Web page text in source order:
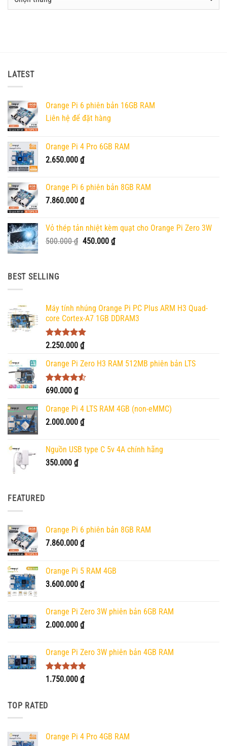
LATEST
Orange Pi 6 phiên bản 16GB RAM
Liên hệ để đặt hàng
Orange Pi 4 Pro 6GB RAM
2.650.000 ₫
Orange Pi 6 phiên bản 8GB RAM
7.860.000 ₫
Vỏ thép tản nhiệt kèm quạt cho Orange Pi Zero 3W
500.000₫ Giá
450.000 ₫Giá
BEST SELLING
Máy tính nhúng Orange Pi PC Plus ARM H3 Quad-
core Cortex-A7 1GB DDRAM3
Được xếp
5 sao
2.250.000 ₫
Orange Pi Zero H3 RAM 512MB phiên bản LTS
Được xếp
4.50
5 sao
690.000 ₫
Orange Pi 4 LTS RAM 4GB (non-eMMC)
2.000.000 ₫
Nguồn USB type C 5v 4A chính hãng
350.000 ₫
FEATURED
Orange Pi 6 phiên bản 8GB RAM
7.860.000 ₫
Orange Pi 5 RAM 4GB
3.600.000 ₫
Orange Pi Zero 3W phiên bản 6GB RAM
2.000.000 ₫
Orange Pi Zero 3W phiên bản 4GB RAM
Được xếp
1.750.000 ₫
TOP RATED
Orange Pi 4 Pro 4GB RAM